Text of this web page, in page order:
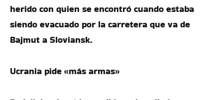
herido con quien se encontró cuando estaba
siendo evacuado por la carretera que va de
Bajmut a Sloviansk.
Ucrania pide «más armas»